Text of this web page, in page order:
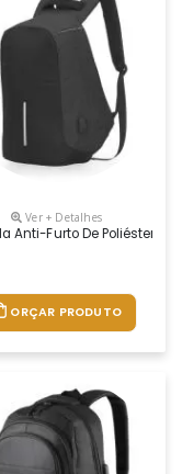
Para
Ver + Detalhes
Anti-Furto De Poliéster.
ORÇAR PRODUTO